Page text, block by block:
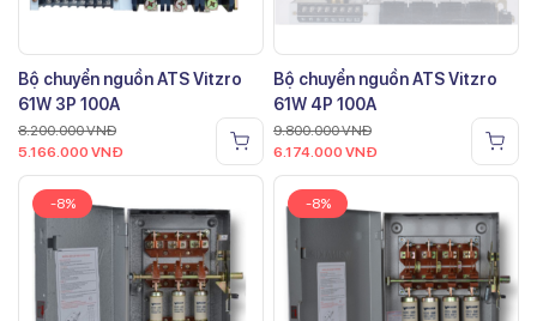
Bộ chuyển nguồn ATS Vitzro
61W 3P 100A
8.200.000VNĐ
5.166.000 VNĐ
Bộ chuyển nguồn ATS Vitzro
61W 4P 100A
9.800.000VNĐ
6.174.000 VNĐ
-8% -8%